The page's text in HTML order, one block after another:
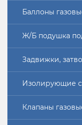
Баллоны
Ж/Б подушка
Задвижки,
Изолирующие
Клапаны